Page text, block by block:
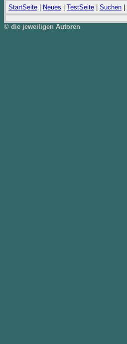
StartSeite Neues TestSeite Suchen
© die jeweiligen Autoren